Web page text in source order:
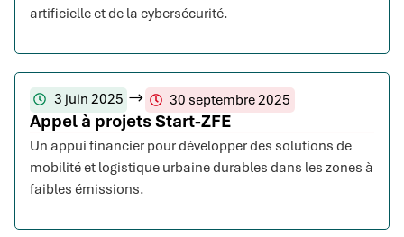
artificielle et de la cybersécurité.
3 juin 2025 30 septembre 2025
Appel à projets Start-ZFE
Un appui financier pour développer des solutions de
mobilité et logistique urbaine durables dans les zones à
faibles émissions.